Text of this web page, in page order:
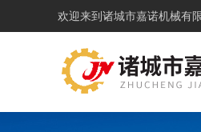
欢迎来到 诸城市嘉诺机械有